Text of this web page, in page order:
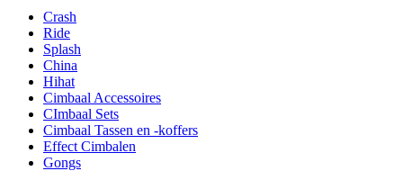
Crash
Ride
Splash
China
Hihat
Cimbaal Accessoires
CImbaal Sets
Cimbaal Tassen en -koffers
Effect Cimbalen
Gongs